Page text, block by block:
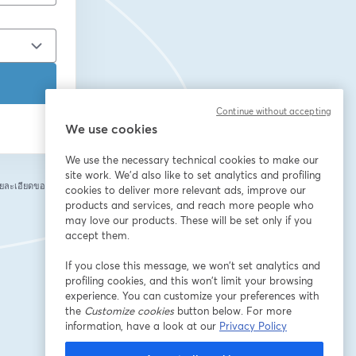
ละเอียดของคุณกับ
We use cookies
We use the necessary technical cookies to make our
site work. We'd also like to set analytics and profiling
cookies to deliver more relevant ads, improve our
products and services, and reach more people who
may love our products. These will be set only if you
accept them.
If you close this message, we won’t set analytics and
profiling cookies, and this won’t limit your browsing
experience. You can customize your preferences with
the Customize cookiesbutton below. For more
information, have a look at our Privacy Policy
Continue without accepting